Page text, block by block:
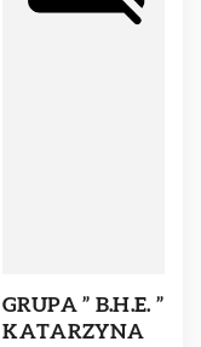
GRUPA ” B.H.E. ”
KATARZYNA